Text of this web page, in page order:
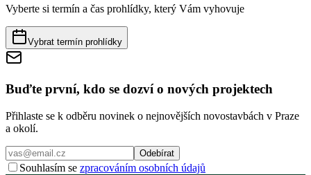
Vyberte si termín a čas prohlídky, který Vám vyhovuje
Vybrat termín prohlídky
Buďte první, kdo se dozví o nových projektech
Přihlaste se k odběru novinek o nejnovějších novostavbách v Praze
a okolí.
Odebírat
Souhlasím se zpracováním osobních údajů